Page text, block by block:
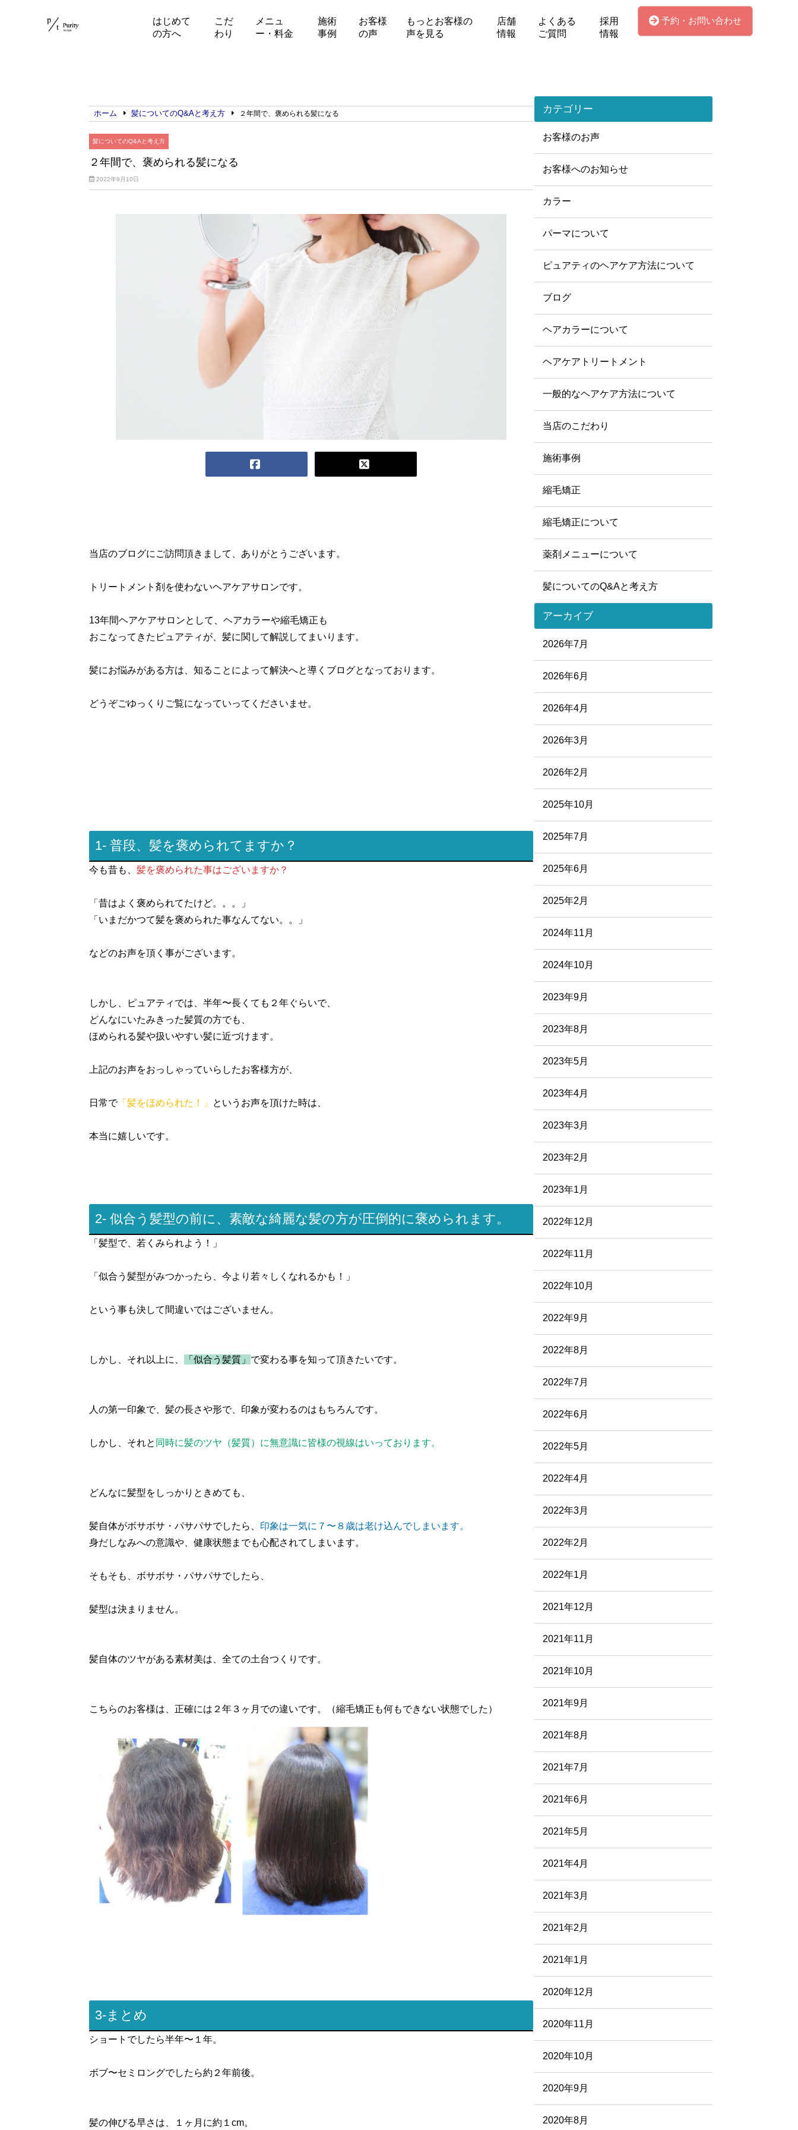
はじめて
の方へ
こだ
わり
メニュ
ー・料金
施術
事例
お客様
の声
もっとお客様の
声を見る
店舗
情報
よくある
ご質問
採用
情報
予約・お問い合わせ
ホーム 髪についてのQ&Aと考え方 ２年間で、褒められる髪になる
髪についてのQ&Aと考え方
２年間で、褒められる髪になる
2022年9月10日
当店のブログにご訪問頂きまして、ありがとうございます。
トリートメント剤を使わないヘアケアサロンです。
13年間ヘアケアサロンとして、ヘアカラーや縮毛矯正も
おこなってきたピュアティが、髪に関して解説してまいります。
髪にお悩みがある方は、知ることによって解決へと導くブログとなっております。
どうぞごゆっくりご覧になっていってくださいませ。
1- 普段、髪を褒められてますか？
今も昔も、髪を褒められた事はございますか？
「昔はよく褒められてたけど。。。」
「いまだかつて髪を褒められた事なんてない。。」
などのお声を頂く事がございます。
しかし、ピュアティでは、半年〜長くても２年ぐらいで、
どんなにいたみきった髪質の方でも、
ほめられる髪や扱いやすい髪に近づけます。
上記のお声をおっしゃっていらしたお客様方が、
日常で「髪をほめられた！」 というお声を頂けた時は、
本当に嬉しいです。
2- 似合う髪型の前に、素敵な綺麗な髪の方が圧倒的に褒められます。
「髪型で、若くみられよう！」
「似合う髪型がみつかったら、今より若々しくなれるかも！」
という事も決して間違いではございません。
しかし、それ以上に、 「似合う髪質」 で変わる事を知って頂きたいです。
人の第一印象で、髪の長さや形で、印象が変わるのはもちろんです。
しかし、それと 同時に髪のツヤ（髪質）に無意識に皆様の視線はいっております。
どんなに髪型をしっかりときめても、
髪自体がボサボサ・パサパサでしたら、 印象は一気に７〜８歳は老け込んでしまいます。
身だしなみへの意識や、健康状態までも心配されてしまいます。
そもそも、ボサボサ・パサパサでしたら、
髪型は決まりません。
髪自体のツヤがある素材美は、全ての土台つくりです。
こちらのお客様は、正確には２年３ヶ月での違いです。（縮毛矯正も何もできない状態でした）
3-まとめ
ショートでしたら半年〜１年。
ボブ〜セミロングでしたら約２年前後。
髪の伸びる早さは、１ヶ月に約１cm。
カテゴリー
お客様のお声
お客様へのお知らせ
カラー
パーマについて
ピュアティのヘアケア方法について
ブログ
ヘアカラーについて
ヘアケアトリートメント
一般的なヘアケア方法について
当店のこだわり
施術事例
縮毛矯正
縮毛矯正について
薬剤メニューについて
髪についてのQ&Aと考え方
アーカイブ
2026年7月
2026年6月
2026年4月
2026年3月
2026年2月
2025年10月
2025年7月
2025年6月
2025年2月
2024年11月
2024年10月
2023年9月
2023年8月
2023年5月
2023年4月
2023年3月
2023年2月
2023年1月
2022年12月
2022年11月
2022年10月
2022年9月
2022年8月
2022年7月
2022年6月
2022年5月
2022年4月
2022年3月
2022年2月
2022年1月
2021年12月
2021年11月
2021年10月
2021年9月
2021年8月
2021年7月
2021年6月
2021年5月
2021年4月
2021年3月
2021年2月
2021年1月
2020年12月
2020年11月
2020年10月
2020年9月
2020年8月